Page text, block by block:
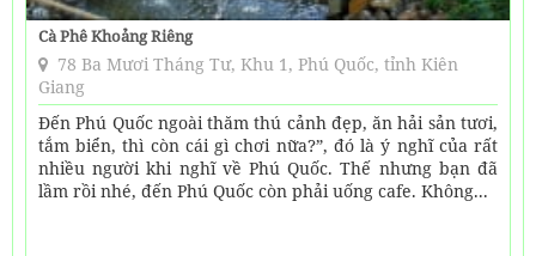
Cà Phê Khoảng Riêng
78 Ba Mươi Tháng Tư, Khu 1, Phú Quốc, tỉnh Kiên
Giang
Đến Phú Quốc ngoài thăm thú cảnh đẹp, ăn hải sản tươi,
tắm biển, thì còn cái gì chơi nữa?”, đó là ý nghĩ của rất
nhiều người khi nghĩ về Phú Quốc. Thế nhưng bạn đã
lầm rồi nhé, đến Phú Quốc còn phải uống cafe. Không...